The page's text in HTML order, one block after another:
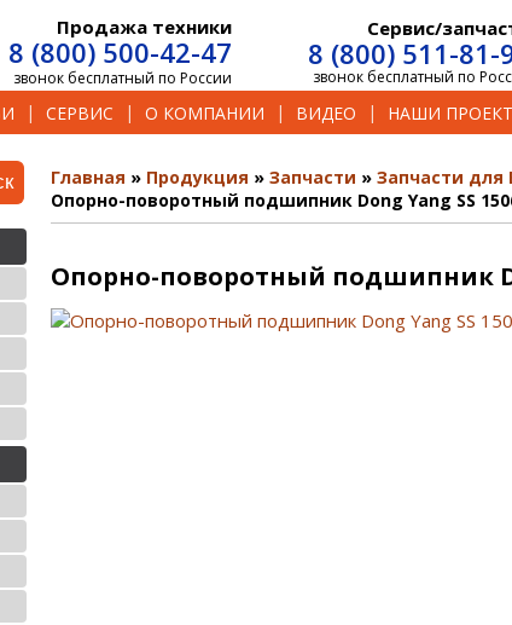
Продажа техники
8 (800) 500-42-47
звонок бесплатный по России
Сервис/
8 (800) 511-81-
звонок бесплатный по
СЕРВИС О КОМПАНИИ ВИДЕО НАШИ
Главная Продукция Запчасти Запчасти для
Опорно-поворотный подшипник Dong Yang SS
Опорно-поворотный подшипник